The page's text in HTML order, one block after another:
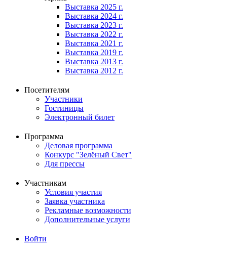
Выставка 2025 г.
Выставка 2024 г.
Выставка 2023 г.
Выставка 2022 г.
Выставка 2021 г.
Выставка 2019 г.
Выставка 2013 г.
Выставка 2012 г.
Посетителям
Участники
Гостиницы
Электронный билет
Программа
Деловая программа
Конкурс "Зелёный Свет"
Для прессы
Участникам
Условия участия
Заявка участника
Рекламные возможности
Дополнительные услуги
Войти